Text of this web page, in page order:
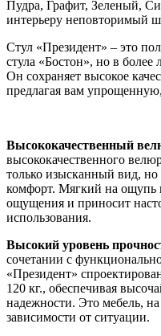
Пудра, Графит, Зеленый,
интерьеру неповторимый
Стул «Президент» – это
стула «Бостон», но в
Он сохраняет высокое
предлагая вам
Высококачественный
высококачественного
только изысканный вид,
комфорт. Мягкий на ощупь
ощущения и приносит
использования.
Высокий уровень
сочетании с
«Президент»
120 кг., обеспечивая
надежности. Это мебель,
зависимости от ситуации.